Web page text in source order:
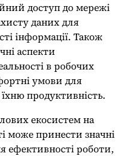
доступ до мережі
даних для
інформації. Також
аспекти
в робочих
умови для
продуктивність.
екосистем на
може принести значні
ефективності роботи,